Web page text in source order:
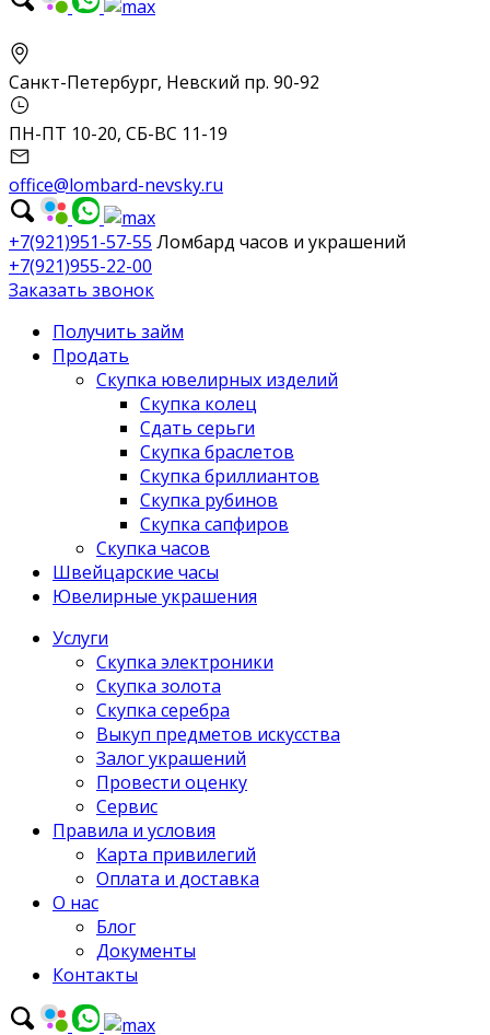
Санкт-Петербург, Невский пр. 90-92
ПН-ПТ 10-20, СБ-ВС 11-19
office@lombard-nevsky.ru
+7(921)951-57-55 Ломбард часов и украшений
+7(921)955-22-00
Заказать звонок
Получить займ
Продать
Скупка ювелирных изделий
Скупка колец
Сдать серьги
Скупка браслетов
Скупка бриллиантов
Скупка рубинов
Скупка сапфиров
Скупка часов
Швейцарские часы
Ювелирные украшения
Услуги
Скупка электроники
Скупка золота
Скупка серебра
Выкуп предметов искусства
Залог украшений
Провести оценку
Сервис
Правила и условия
Карта привилегий
Оплата и доставка
О нас
Блог
Документы
Контакты